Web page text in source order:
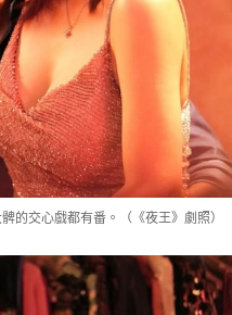
的交心戲都有番。（《夜王》劇照）